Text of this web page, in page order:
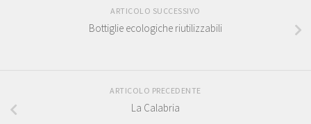
ARTICOLO SUCCESSIVO
Bottiglie ecologiche riutilizzabili
ARTICOLO PRECEDENTE
La Calabria